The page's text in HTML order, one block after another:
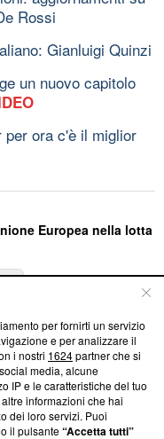
Rossi
Gianluigi Quinzi
un nuovo capitolo
per ora c'è il miglior
Europea nella lotta
su Blasting
come ci impegniamo a
nostra aderenza a
News non è
richiesto di farne
una verifica di
per fornirti un servizio
e per analizzare il
i nostri 1624partner che si
media, alcune
IP e le caratteristiche del tuo
informazioni che hai
dei loro servizi. Puoi
il pulsante“Accetta tutti”